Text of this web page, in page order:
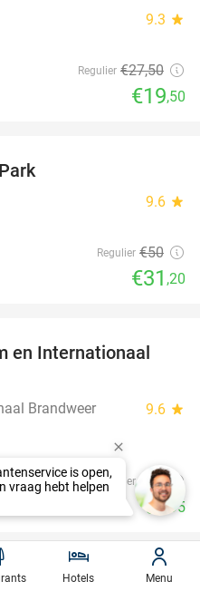
9.3 star
Regulier €27,50
€19,50
9.6 star
Regulier €50
€31 ,20
50%
en Internationaal
Brandweer
9.6 star
Regulier €12
€5,95
Hotels Menu